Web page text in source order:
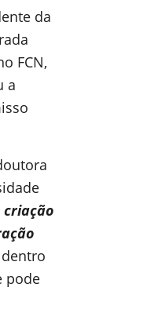
da
FCN,
a
criação
pode